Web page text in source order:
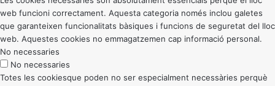
web funcioni correctament. Aquesta categoria només inclou galetes
que garanteixen funcionalitats bàsiques i funcions de seguretat del lloc
web. Aquestes cookies no emmagatzemen cap informació personal.
No necessaries
No necessaries
Totes les cookiesque poden no ser especialment necessàries perquè